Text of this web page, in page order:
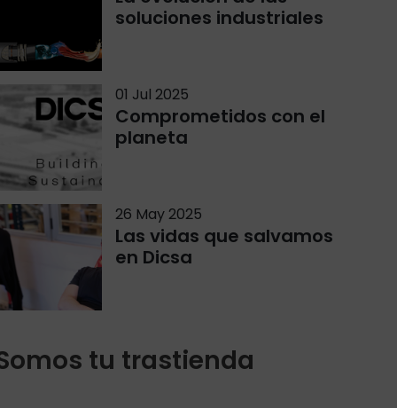
soluciones industriales
01 Jul 2025
Comprometidos con el
planeta
26 May 2025
Las vidas que salvamos
en Dicsa
tu trastienda